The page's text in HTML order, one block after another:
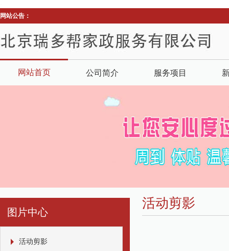
网站公告：
网站首页 公司简介 服务项目
图片中心
活动剪影
活动剪影